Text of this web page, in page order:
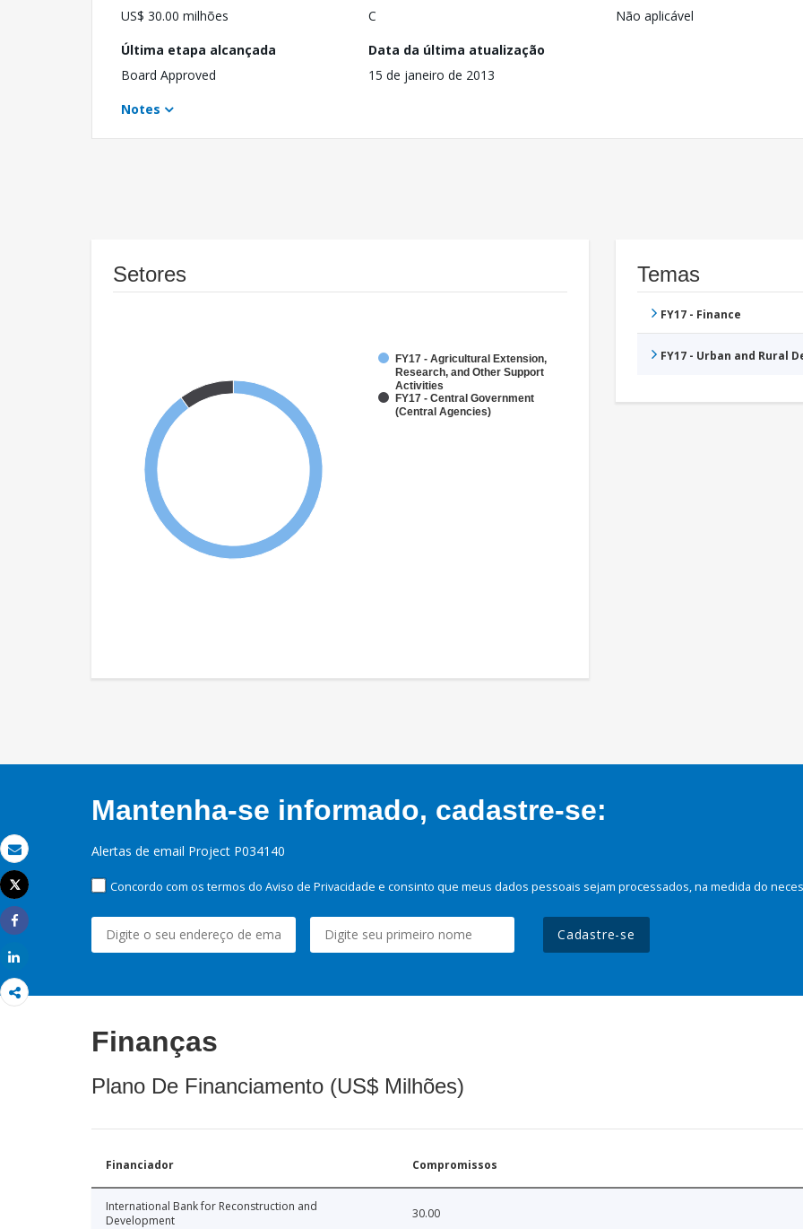
Email
Imprimir
Tweet
Share
US$ 30.00 milhões
C
Não aplicável
Última etapa alcançada
Board Approved
Data da última atualização
15 de janeiro de 2013
Notes
Setores
FY17 - Agricultural Extension,
Research, and Other Support
Activities
FY17 - Central Government
(Central Agencies)
Temas
FY17 - Finance
FY17 - Urban and Rural
Mantenha-se informado, cadastre-se:
Alertas de email Project P034140
Concordo com os termos do Aviso de Privacidade e consinto que meus dados pessoais sejam processados, na medida do
Cadastre-se
Finanças
Plano De Financiamento (US$ Milhões)
Financiador Compromissos
International Bank for Reconstruction and
Development
30.00